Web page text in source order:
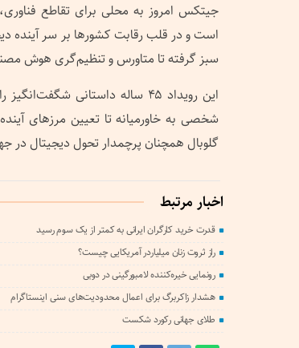
جیتکس امروز به محلی برای تقاطع
است و در قلب رقابت کشورها بر سر آینده
سبز گرفته تا متاورس و تنظیم‌گری هوش
این رویداد ۴۵ ساله داستانی
شخصی به خاورمیانه تا تعیین مرزهای
گلوبال همچنان پرچمدار تحول دیجیتال در
اخبار مرتبط
قدرت خرید کارگران ایرانی به کمتر از یک سوم رسید
راز ثروت زنان میلیاردر آمریکایی چیست؟
رونمایی خیره‌کننده لامبورگینی در دوبی
هشدار زاکربرگ برای اعمال محدودیت‌های سنی اینستاگرام
طلای جهانی رکورد شکست